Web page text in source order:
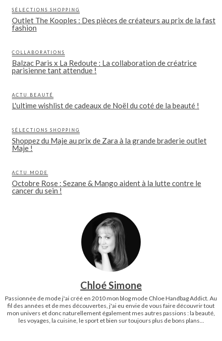
SÉLECTIONS SHOPPING
Outlet The Kooples : Des pièces de créateurs au prix de la fast
fashion
COLLABORATIONS
Balzac Paris x La Redoute : La collaboration de créatrice
parisienne tant attendue !
ACTU BEAUTÉ
L'ultime wishlist de cadeaux de Noël du coté de la beauté !
SÉLECTIONS SHOPPING
Shoppez du Maje au prix de Zara à la grande braderie outlet
Maje !
ACTU MODE
Octobre Rose : Sezane & Mango aident à la lutte contre le
cancer du sein !
Chloé Simone
Passionnée de mode j'ai créé en 2010 mon blog mode Chloe Handbag Addict. Au
fil des années et de mes découvertes, j'ai eu envie de vous faire découvrir tout
mon univers et donc naturellement également mes autres passions : la beauté,
les voyages, la cuisine, le sport et bien sur toujours plus de bons plans...